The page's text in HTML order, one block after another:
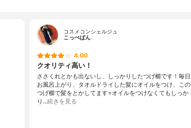
コスメコンシェルジュ
こっぺぱん
4.00
クオリティ高い！
ささくれとかも出ないし、しっかりしたつげ櫛です！毎日
お風呂上がり、タオルドライした髪にオイルをつけ、この
つげ櫛で髪をとかしてます⭐️オイルをつけなくてもしっか
り…続きを見る